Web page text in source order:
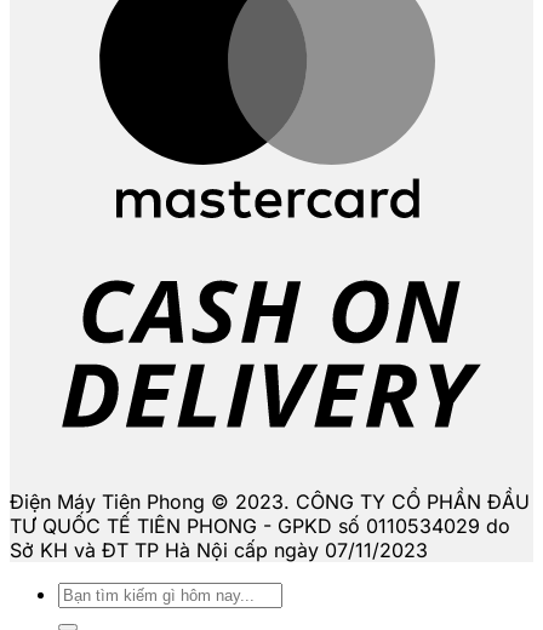
Điện Máy Tiên Phong © 2023. CÔNG TY CỔ PHẦN ĐẦU
TƯ QUỐC TẾ TIÊN PHONG - GPKD số 0110534029 do
Sở KH và ĐT TP Hà Nội cấp ngày 07/11/2023
Tìm
kiếm: